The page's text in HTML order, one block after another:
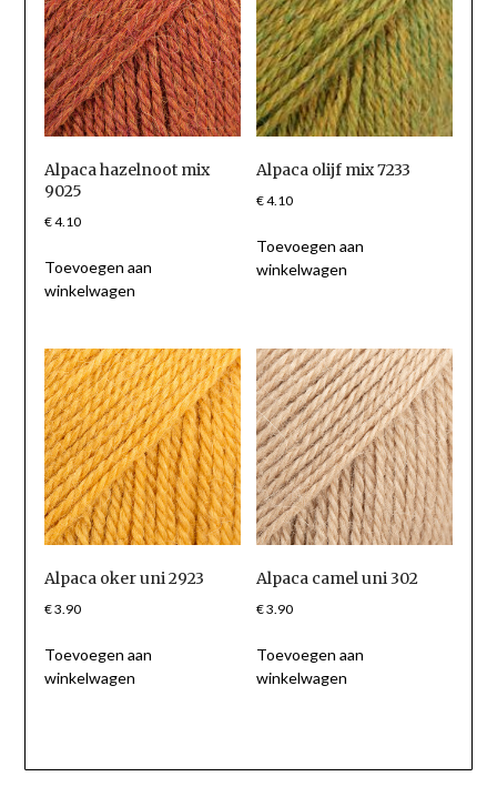
Alpaca hazelnoot mix
9025
€4.10
Toevoegen aan
winkelwagen
Alpaca olijf mix 7233
€4.10
Toevoegen aan
winkelwagen
Alpaca oker uni 2923
€3.90
Toevoegen aan
winkelwagen
Alpaca camel uni 302
€3.90
Toevoegen aan
winkelwagen